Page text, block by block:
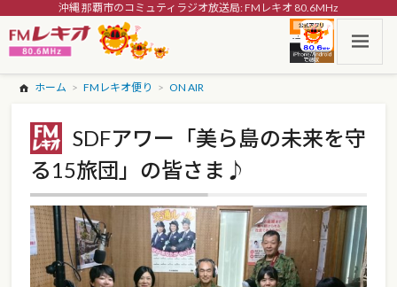
沖縄 那覇市のコミュティラジオ放送局: FMレキオ 80.6MHz
ホーム FMレキオ便り ON AIR
SDFアワー「美ら島の未来を守
る15旅団」の皆さま♪